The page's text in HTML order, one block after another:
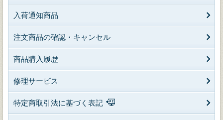
入荷通知商品
注文商品の確認・キャンセル
商品購入履歴
修理サービス
特定商取引法に基づく表記